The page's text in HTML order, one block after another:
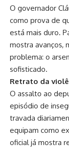
O governador
como prova de
está mais duro.
mostra avanços,
problema: o
sofisticado.
Retrato da
O assalto ao
episódio de
travada
equipam como
oficial já mostra